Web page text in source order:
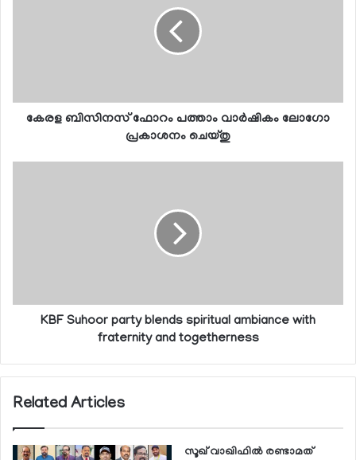
കേരള ബിസിനസ് ഫോറം പത്താം വാര്‍ഷികം ലോഗോ
പ്രകാശനം ചെയ്തു
KBF Suhoor party blends spiritual ambiance with
fraternity and togetherness
Related Articles
സൂഖ് വാഖിഫില്‍ രണ്ടാമത്